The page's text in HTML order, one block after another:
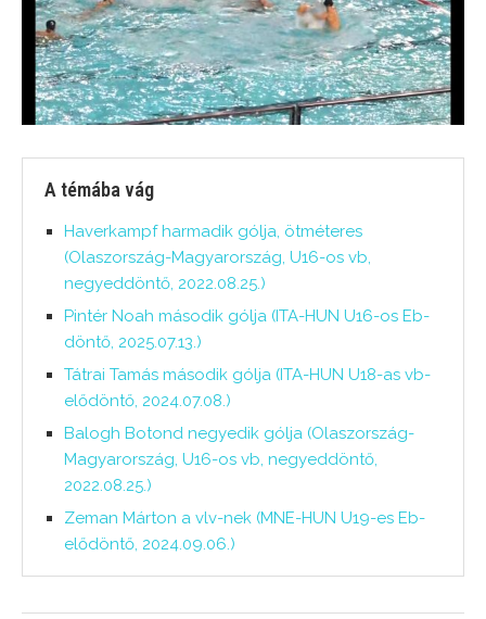
A témába vág
Haverkampf harmadik gólja, ötméteres
(Olaszország-Magyarország, U16-os vb,
negyeddöntő, 2022.08.25.)
Pintér Noah második gólja (ITA-HUN U16-os Eb-
döntő, 2025.07.13.)
Tátrai Tamás második gólja (ITA-HUN U18-as vb-
elődöntő, 2024.07.08.)
Balogh Botond negyedik gólja (Olaszország-
Magyarország, U16-os vb, negyeddöntő,
2022.08.25.)
Zeman Márton a vlv-nek (MNE-HUN U19-es Eb-
elődöntő, 2024.09.06.)